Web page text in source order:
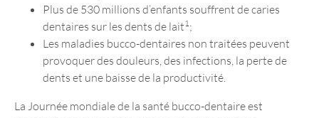
Plus de 530 millions d’enfants souffrent de caries
dentaires sur les dents de lait1 ;
Les maladies bucco-dentaires non traitées peuvent
provoquer des douleurs, des infections, la perte de
dents et une baisse de la productivité.
La Journée mondiale de la santé bucco-dentaire est